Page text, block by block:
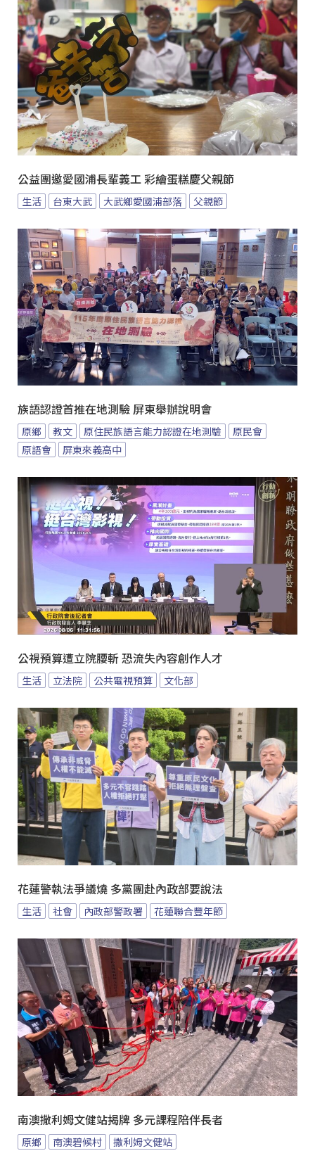
公益團邀愛國浦長輩義工 彩繪蛋糕慶父親節
生活 台東大武 大武鄉愛國浦部落 父親節
族語認證首推在地測驗 屏東舉辦說明會
原鄉 教文 原住民族語言能力認證在地測驗
原民會
原語會
屏東來義高中
公視預算遭立院腰斬 恐流失內容創作人才
生活 立法院 公共電視預算 文化部
花蓮警執法爭議燒 多黨團赴內政部要說法
生活 社會 內政部警政署 花蓮聯合豐年節
南澳撒利姆文健站揭牌 多元課程陪伴長者
原鄉 南澳碧候村 撒利姆文健站